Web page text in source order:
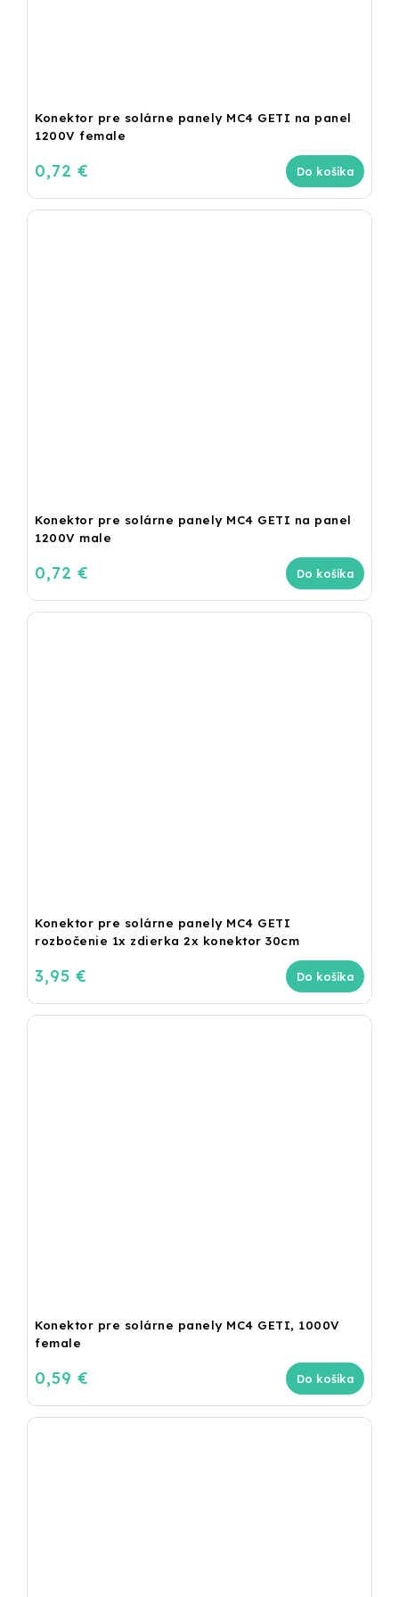
Konektor pre solárne panely MC4 GETI na panel
1200V female
0,72 € Do košíka
Konektor pre solárne panely MC4 GETI na panel
1200V male
0,72 € Do košíka
Konektor pre solárne panely MC4 GETI
rozbočenie 1x zdierka 2x konektor 30cm
3,95 € Do košíka
Konektor pre solárne panely MC4 GETI, 1000V
female
0,59 € Do košíka